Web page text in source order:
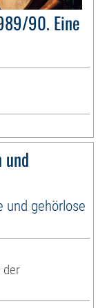
90. Eine
und
und gehörlose
der